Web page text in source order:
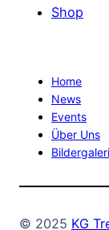
Shop
Home
News
Events
Über Uns
© 2025 KG